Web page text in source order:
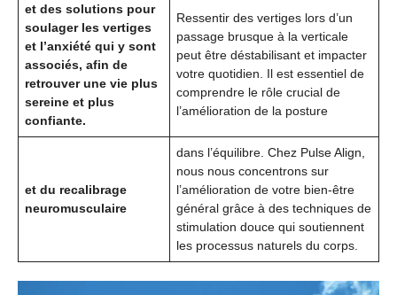
et des solutions pour
soulager les vertiges
et l’anxiété qui y sont
associés, afin de
retrouver une vie plus
sereine et plus
confiante.
Ressentir des vertiges lors d’un
passage brusque à la verticale
peut être déstabilisant et impacter
votre quotidien. Il est essentiel de
comprendre le rôle crucial de
l’amélioration de la posture
et du recalibrage
neuromusculaire
dans l’équilibre. Chez Pulse Align,
nous nous concentrons sur
l’amélioration de votre bien-être
général grâce à des techniques de
stimulation douce qui soutiennent
les processus naturels du corps.